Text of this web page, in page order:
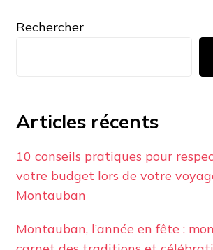
Rechercher
Articles récents
10 conseils pratiques pour
votre budget lors de votre
Montauban
Montauban, l’année en fête : mon